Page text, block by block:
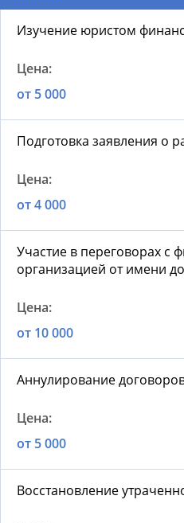
Изучение юристом
от 5 000
Подготовка заявления о
от 4 000
Участие в переговорах с
организацией от имени
от 10 000
Аннулирование
от 5 000
Восстановление